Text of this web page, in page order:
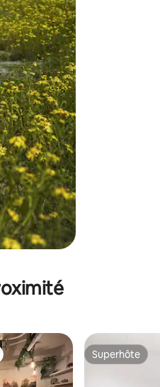
faisant glisser.
Superhôte
Superhôte